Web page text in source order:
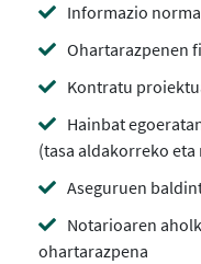
Informazio
Ohartarazpenen
Kontratu
Hainbat
(tasa aldakorreko
Aseguruen
Notarioaren
ohartarazpena